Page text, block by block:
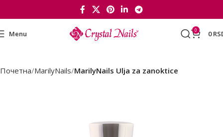
Menu 0 0
Почетна MarilyNails MarilyNails Ulja za zanoktice